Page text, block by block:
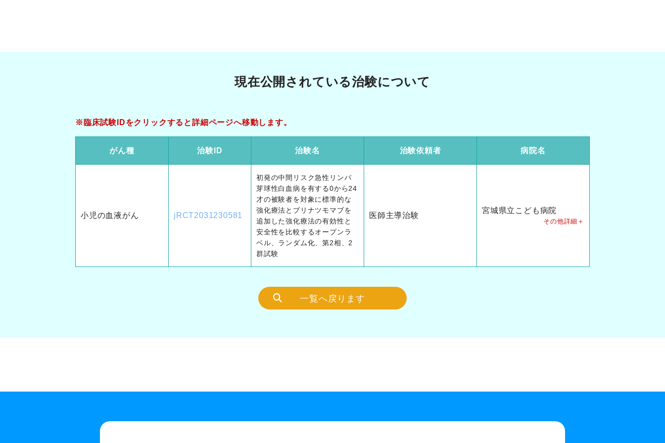
現在公開されている治験について
※臨床試験IDをクリックすると詳細ページへ移動します。
がん種 治験ID 治験名 治験依頼者 病院名
小児の血液がん jRCT2031230581
初発の中間リスク急性リンパ
芽球性白血病を有する0から24
才の被験者を対象に標準的な
強化療法とブリナツモマブを
追加した強化療法の有効性と
安全性を比較するオープンラ
ベル、ランダム化、第2相、2
群試験
医師主導治験
宮城県立こども病院
その他詳細
一覧へ戻ります